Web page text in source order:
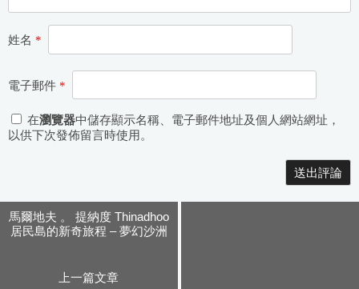
姓名 *
電子郵件 *
在瀏覽器中儲存顯示名稱、電子郵件地址及個人網站網址，
以供下次發佈留言時使用。
馬爾地夫 。 提納度 Thinadhoo
居民島的新奇旅程 – 夢幻沙洲
上一篇文章